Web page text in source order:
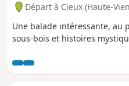
Départ à Cieux (Haute-
Une balade intéressante, au
sous-bois et histoires